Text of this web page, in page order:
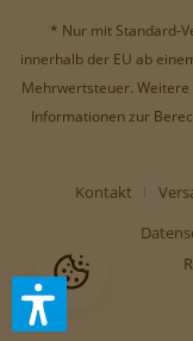
* Nur mit Standard-
innerhalb der EU ab
Mehrwertsteuer.
Informationen zur
Kontakt